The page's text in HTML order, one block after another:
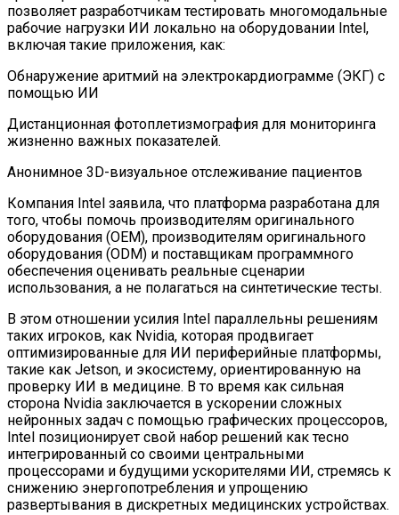
позволяет разработчикам тестировать многомодальные
рабочие нагрузки ИИ локально на оборудовании Intel,
включая такие приложения, как:
Обнаружение аритмий на электрокардиограмме (ЭКГ) с
помощью ИИ
Дистанционная фотоплетизмография для мониторинга
жизненно важных показателей.
Анонимное 3D-визуальное отслеживание пациентов
Компания Intel заявила, что платформа разработана для
того, чтобы помочь производителям оригинального
оборудования (OEM), производителям оригинального
оборудования (ODM) и поставщикам программного
обеспечения оценивать реальные сценарии
использования, а не полагаться на синтетические тесты.
В этом отношении усилия Intel параллельны решениям
таких игроков, как Nvidia, которая продвигает
оптимизированные для ИИ периферийные платформы,
такие как Jetson, и экосистему, ориентированную на
проверку ИИ в медицине. В то время как сильная
сторона Nvidia заключается в ускорении сложных
нейронных задач с помощью графических процессоров,
Intel позиционирует свой набор решений как тесно
интегрированный со своими центральными
процессорами и будущими ускорителями ИИ, стремясь к
снижению энергопотребления и упрощению
развертывания в дискретных медицинских устройствах.